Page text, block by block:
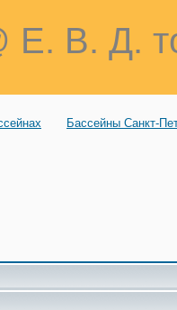
Е. В. Д.
Бассейны Санкт-